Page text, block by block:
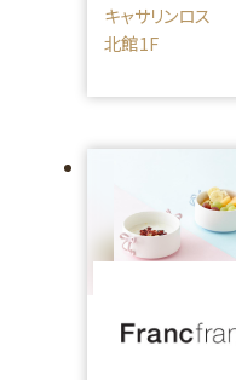
キャサリンロス
北館1F